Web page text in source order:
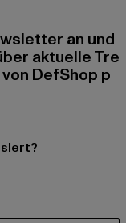
an und
aktuelle Tre
DefShop p